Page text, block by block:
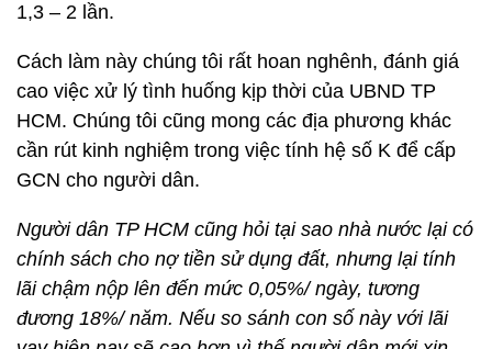
1,3 – 2 lần.
Cách làm này chúng tôi rất hoan nghênh, đánh giá
cao việc xử lý tình huống kịp thời của UBND TP
HCM. Chúng tôi cũng mong các địa phương khác
cần rút kinh nghiệm trong việc tính hệ số K để cấp
GCN cho người dân.
Người dân TP HCM cũng hỏi tại sao nhà nước lại có
chính sách cho nợ tiền sử dụng đất, nhưng lại tính
lãi chậm nộp lên đến mức 0,05%/ ngày, tương
đương 18%/ năm. Nếu so sánh con số này với lãi